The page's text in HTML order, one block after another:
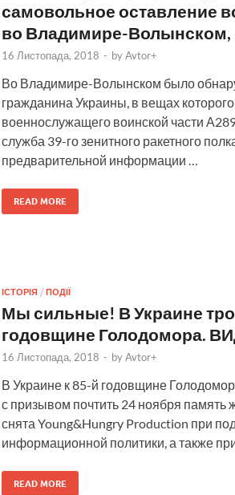
самовольное оставление
во Владимире-Волынском,
16 Листопада, 2018 - byAvtor+
Во Владимире-Волынском было
гражданина Украины, в вещах
военнослужащего воинской части
служба 39-го зенитного ракетного
предварительной информации …
READ MORE
ІСТОРІЯ/ ПОДІЇ
Мы сильные! В Украине
годовщине Голодомора.
16 Листопада, 2018 - byAvtor+
В Украине к 85-й годовщине
с призывом почтить 24 ноября память
снята Young&Hungry Production при
информационной политики, а также
READ MORE